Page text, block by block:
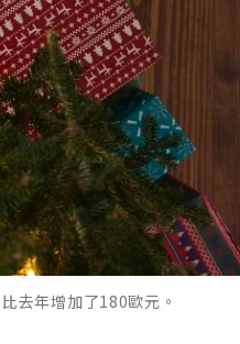
去年增加了180歐元。